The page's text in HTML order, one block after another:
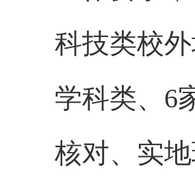
科技类校
学科类、 6
核对、实